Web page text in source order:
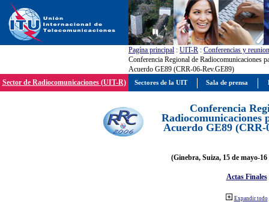
Pagína principal : UIT-R : Conferencias y
Conferencia Regional de Radiocomunicaciones
Acuerdo GE89 (CRR-06-Rev.GE89)
Sector de Radiocomunicaciones (UIT-R)
Conferencia
Radiocomunicaciones
Acuerdo GE89 (CRR-
(Ginebra, Suiza, 15 de mayo-
Actas Finales
Expandir todo
Sectores de la UIT Sala de prensa